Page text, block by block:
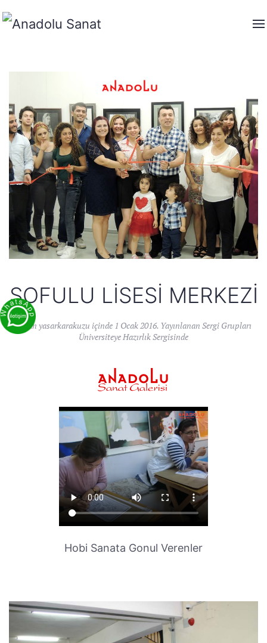
SOFULU LISESI MERKEZI
Yazan yasarkarakuzu içinde 1 Ocak 2016. Yayınlanan Sergi Grupları
Üniversiteye Hazırlık Sergisinde
Hobi Sanata Gonul Verenler